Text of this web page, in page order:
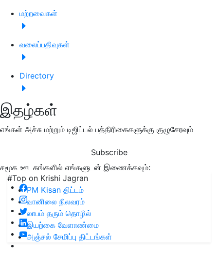
மற்றவைகள்
வலைப்பதிவுகள்
Directory
இதழ்கள்
எங்கள் அச்சு மற்றும் டிஜிட்டல் பத்திரிகைகளுக்கு குழுசேரவும்
Subscribe
சமூக ஊடகங்களில் எங்களுடன் இணைக்கவும்:
#Top on Krishi Jagran
PM Kisan திட்டம்
வானிலை நிலவரம்
லாபம் தரும் தொழில்
இயற்கை வேளாண்மை
அஞ்சல் சேமிப்பு திட்டங்கள்